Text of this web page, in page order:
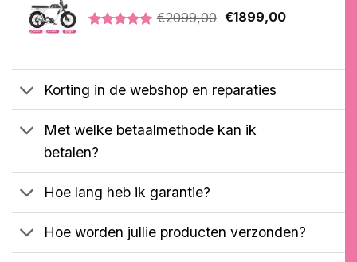
klantbeoordeling
€2099,00 Oorspronkelijke
€1899,00Huidige
Korting in de webshop en reparaties
Met welke betaalmethode kan ik
betalen?
Hoe lang heb ik garantie?
Hoe worden jullie producten verzonden?